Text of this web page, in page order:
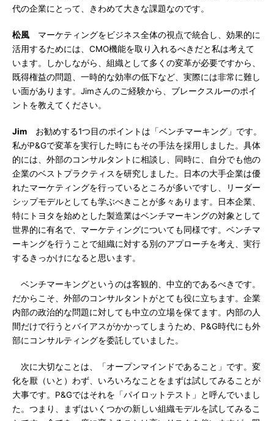
代の企業にとって、きわめて大きな課題なのです。
松風 マーケティングをビジネス全体の視点で統合し、効果的に
活用するためには、CMO機能を取り入れるべきだと私は考えて
います。しかしながら、組織として多くの変革が必要ですから、
既得権益の問題、一時的な効率の低下など、実際には非常に難し
い面があります。Jimさんのご経験から、ブレークスルーのポイ
ントを教えてください。
Jim お勧めする1つ目のポイントは「ベンチマーキング」です。
私がP&Gで変革を実行した時にもその手法を採用しました。具体
的には、外部のコンサルタントに相談し、同時に、自分でも他の
企業のベストプラクティスを研究しました。日本の大手企業は優
れたマーケティングを行っているところが多いですし、リーダー
シップモデルとしても学ぶべきことが多々あります。日本企業、
特にトヨタを始めとした製造業はベンチマーキングの対象として
世界的に有名で、マーケティングについても同様です。ベンチマ
ーキングを行うことで組織に対する別のアプローチを考え、実行
するきっかけになると思います。
ベンチマーキングというのは客観的、中立的であるべきです。
だからこそ、外部のコンサルタントがとても役に立ちます。企業
内部の政治的な問題に対しても中立の立場を保てます。内部の人
間だけで行うとバイアスがかかってしまうため、P&G時代にも外
部にコンサルティングを委託していました。
次に大切なことは、「オープンマインドであること」です。変
化を厭（いと）わず、いろいろなことをまずは試してみることが
大事です。P&Gではそれを「パイロットテスト」と呼んでいまし
た。つまり、まずはいくつかの新しい組織モデルを試してみるこ